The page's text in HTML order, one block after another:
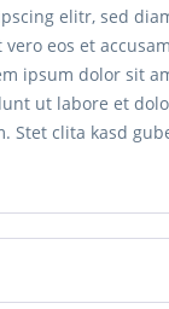
elitr, sed
eos et
ipsum dolor sit
ut labore et
Stet clita kasd